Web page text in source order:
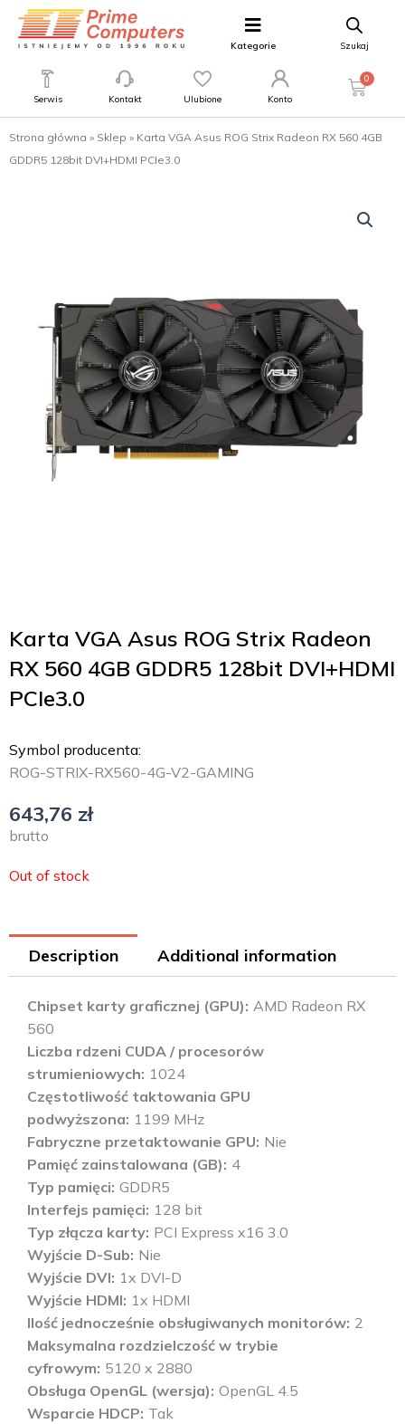
Kategorie Szukaj
Serwis Kontakt Ulubione Konto
0
Strona główna » Sklep » Karta VGA Asus ROG Strix Radeon RX 560 4GB
GDDR5 128bit DVI+HDMI PCIe3.0
Karta VGA Asus ROG Strix Radeon
RX 560 4GB GDDR5 128bit DVI+HDMI
PCIe3.0
Symbol producenta:
ROG-STRIX-RX560-4G-V2-GAMING
643,76 zł
brutto
Out of stock
Description Additional information
Chipset karty graficznej (GPU) AMD Radeon RX
560
Liczba rdzeni CUDA / procesorów
strumieniowych 1024
Częstotliwość taktowania GPU
podwyższona 1199 MHz
Fabryczne przetaktowanie GPU Nie
Pamięć zainstalowana (GB) 4
Typ pamięci GDDR5
Interfejs pamięci 128 bit
Typ złącza karty PCI Express x16 3.0
Wyjście D-Sub Nie
Wyjście DVI 1x DVI-D
Wyjście HDMI 1x HDMI
Ilość jednocześnie obsługiwanych monitorów 2
Maksymalna rozdzielczość w trybie
cyfrowym 5120 x 2880
Obsługa OpenGL (wersja) OpenGL 4.5
Wsparcie HDCP Tak